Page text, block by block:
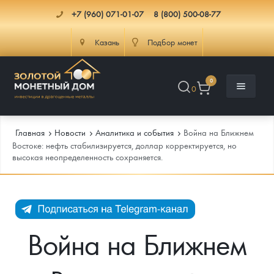
+7 (960) 071-01-07 8 (800) 500-08-77
Казань Подбор монет
0
0
Каталог
Каталог Монет
Монеты Россия и СССР
Памятные и старинные монеты
Инфо
Подлинность монет
Услуги
Главная Новости Аналитика и события
Война на Ближнем
Востоке: нефть стабилизируется, доллар корректируется, но
высокая неопределенность сохраняется.
Война на Ближнем